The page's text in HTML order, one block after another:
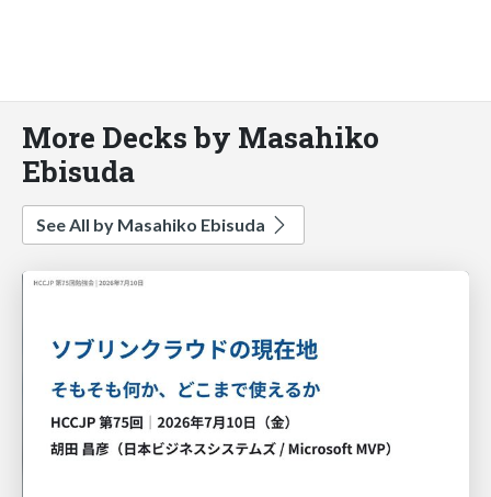
More Decks by Masahiko
Ebisuda
See All by Masahiko Ebisuda